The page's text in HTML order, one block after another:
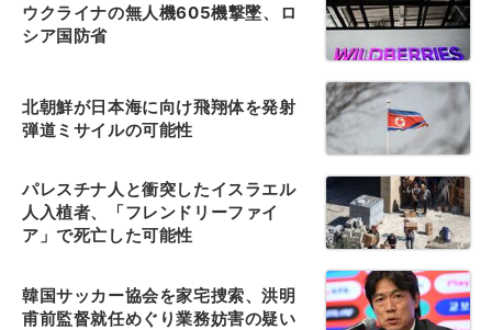
ウクライナの無人機605機撃墜、ロ
シア国防省
北朝鮮が日本海に向け飛翔体を発射
弾道ミサイルの可能性
パレスチナ人と衝突したイスラエル
人入植者、「フレンドリーファイ
ア」で死亡した可能性
韓国サッカー協会を家宅捜索、洪明
甫前監督就任めぐり業務妨害の疑い